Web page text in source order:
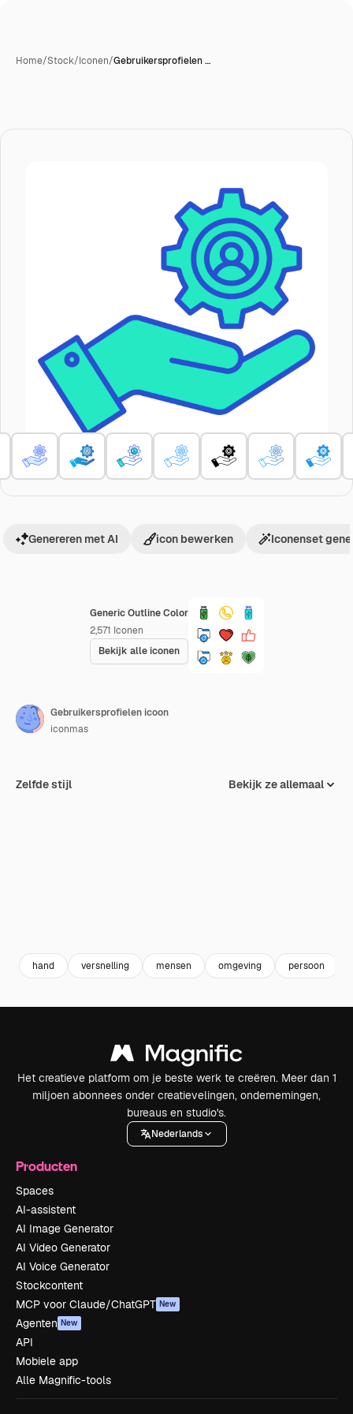
Home/Stock/Iconen/Gebruikersprofielen …
Generic Outline Color
2,571 Iconen
Bekijk alle iconen
Genereren met AI icon bewerken Iconenset
Gebruikersprofielen icoon
iconmas
Zelfde stijl Bekijk ze allemaal
hand versnelling mensen omgeving persoon
Het creatieve platform om je beste werk te creëren. Meer dan 1
miljoen abonnees onder creatievelingen, ondernemingen,
bureaus en studio's.
Nederlands
Producten
Spaces
AI-assistent
AI Image Generator
AI Video Generator
AI Voice Generator
Stockcontent
MCP voor Claude/ChatGPT New
Agenten New
API
Mobiele app
Alle Magnific-tools